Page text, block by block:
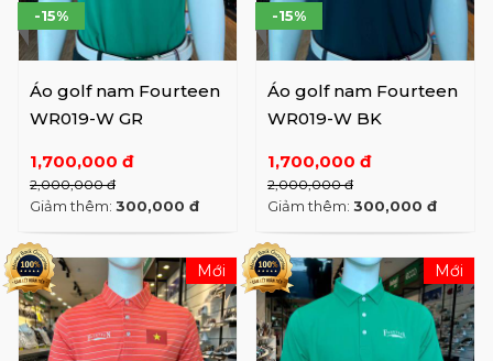
Áo golf nam Fourteen
WR019-W GR
1,700,000 đ
2,000,000 đ
-15%
Giảm thêm: 300,000 đ
Áo golf nam Fourteen
WR019-W BK
1,700,000 đ
2,000,000 đ
-15%
Giảm thêm: 300,000 đ
Mới Mới